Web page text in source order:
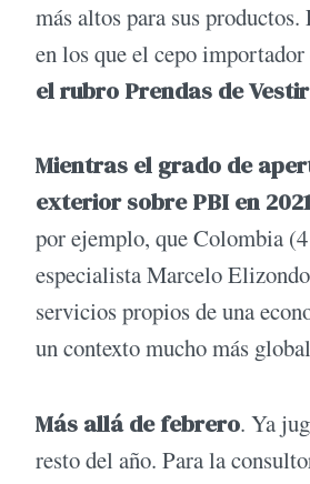
más altos para sus
en los que el cepo
el rubro Prendas de
Mientras el grado de
exterior sobre PBI en
por ejemplo, que Colombia
especialista Marcelo
servicios propios de una
un contexto mucho más
Más allá de febrero. Ya
resto del año. Para la